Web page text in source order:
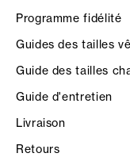
Programme fidélité
Guides des tailles
Guide des tailles
Guide d'entretien
Livraison
Retours